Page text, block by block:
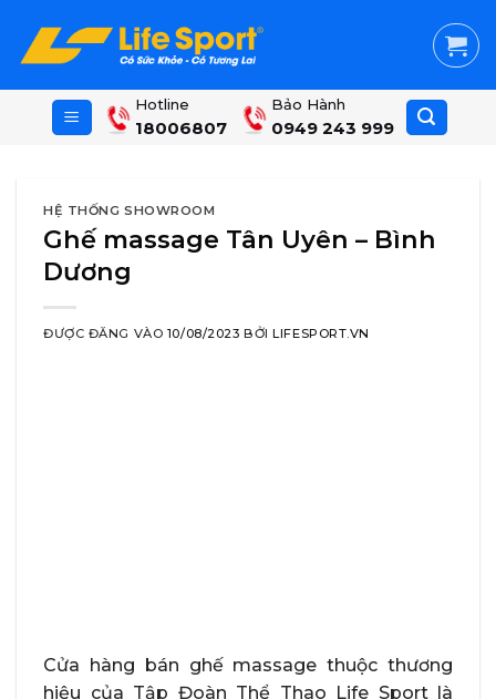
content
Hotline
18006807
Bảo Hành
0949 243 999
HỆ THỐNG SHOWROOM
Ghế massage Tân Uyên – Bình
Dương
ĐƯỢC ĐĂNG VÀO 10/08/2023 BỞILIFESPORT.VN
Cửa hàng bán ghế massage thuộc thương
hiệu của Tập Đoàn Thể Thao Life Sport là